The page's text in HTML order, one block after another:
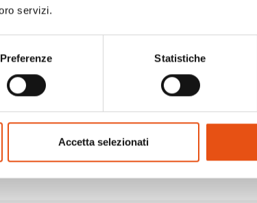
servizi.
Preferenze Statistiche
Accetta selezionati
€17,90
PONCHO